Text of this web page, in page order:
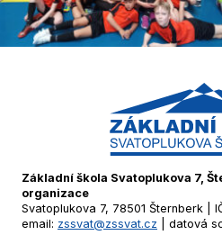
Základní škola Svatoplukova 7,
organizace
Svatoplukova 7, 78501 Šternberk |
email: zssvat@zssvat.cz | datová